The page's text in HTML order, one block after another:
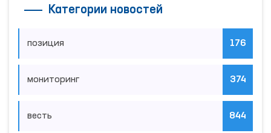
Категории новостей
позиция 176
мониторинг 374
весть 844